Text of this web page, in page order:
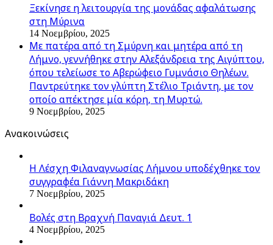
Ξεκίνησε η λειτουργία της μονάδας αφαλάτωσης
στη Μύρινα
14 Νοεμβρίου, 2025
Με πατέρα από τη Σμύρνη και μητέρα από τη
Λήμνο, γεννήθηκε στην Αλεξάνδρεια της Αιγύπτου,
όπου τελείωσε το Αβερώφειο Γυμνάσιο Θηλέων.
Παντρεύτηκε τον γλύπτη Στέλιο Τριάντη, με τον
οποίο απέκτησε μία κόρη, τη Μυρτώ.
9 Νοεμβρίου, 2025
Ανακοινώσεις
Η Λέσχη Φιλαναγνωσίας Λήμνου υποδέχθηκε τον
συγγραφέα Γιάννη Μακριδάκη
7 Νοεμβρίου, 2025
Βολές στη Βραχνή Παναγιά Δευτ. 1
4 Νοεμβρίου, 2025